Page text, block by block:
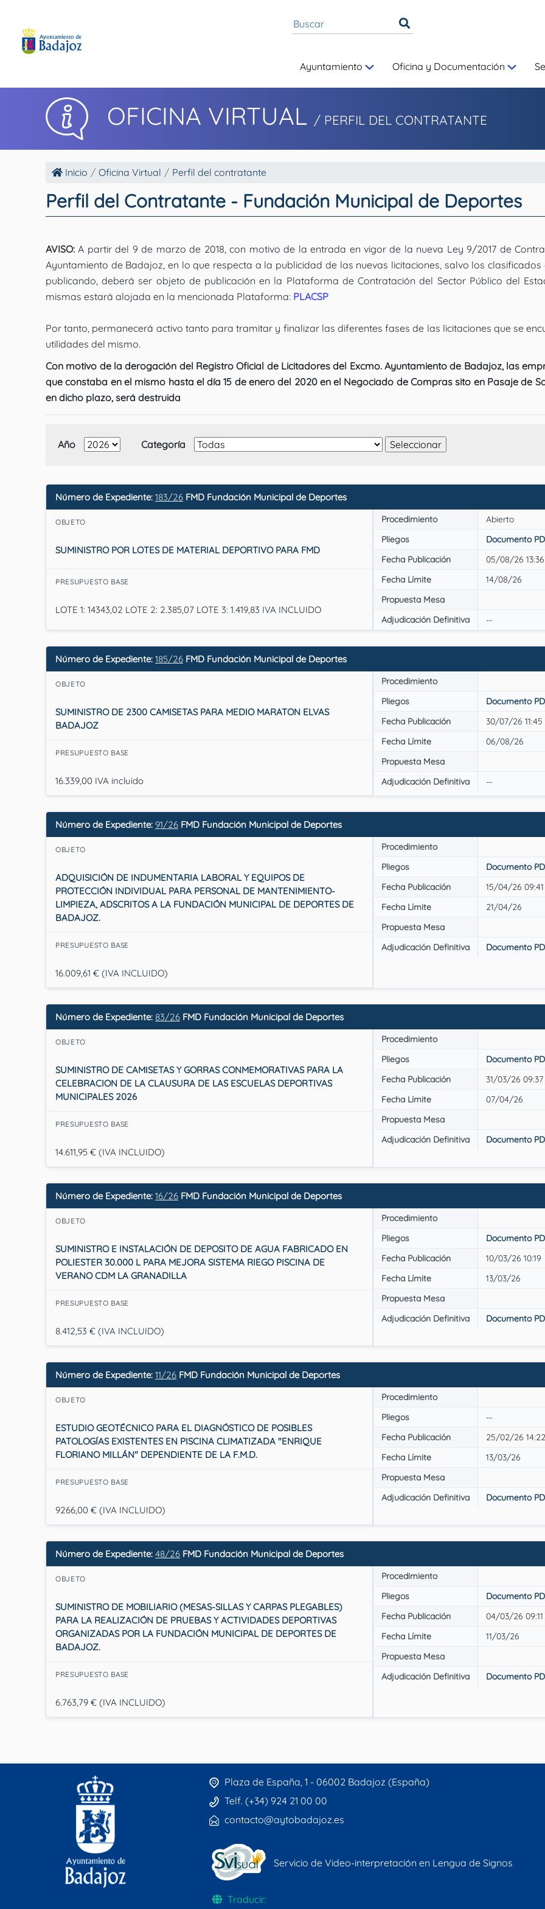
Ayuntamiento Oficina y Documentación
OFICINA VIRTUAL / PERFIL DEL CONTRATANTE
Inicio Oficina Virtual Perfil del contratante
Perfil del Contratante - Fundación Municipal de Deportes
AVISO:A partir del 9 de marzo de 2018, con motivo de la entrada en vigor de la nueva Ley 9/2017 de
Ayuntamiento de Badajoz, en lo que respecta a la publicidad de las nuevas licitaciones, salvo los
publicando, deberá ser objeto de publicación en la Plataforma de Contratación del Sector Público del
mismas estará alojada en la mencionada Plataforma: PLACSP
Por tanto, permanecerá activo tanto para tramitar y finalizar las diferentes fases de las licitaciones que se
utilidades del mismo.
Con motivo de la derogación del Registro Oficial de Licitadores del Excmo. Ayuntamiento de Badajoz, las
que constaba en el mismo hasta el día 15 de enero del 2020 en el Negociado de Compras sito en Pasaje de
en dicho plazo, será destruida
Año Categoría
Número de Expediente: 183/26 FMD Fundación Municipal de Deportes
OBJETO
SUMINISTRO POR LOTES DE MATERIAL DEPORTIVO PARA FMD
Procedimiento
Abierto
Pliegos
Documento
Fecha Publicación
05/08/26 13:36
Fecha Límite
14/08/26
Propuesta Mesa
Adjudicación Definitiva
--
PRESUPUESTO BASE
LOTE 1: 14343,02 LOTE 2: 2.385,07 LOTE 3: 1.419,83 IVA INCLUIDO
Número de Expediente: 185/26 FMD Fundación Municipal de Deportes
OBJETO
SUMINISTRO DE 2300 CAMISETAS PARA MEDIO MARATON ELVAS
BADAJOZ
Procedimiento
Pliegos
Documento
Fecha Publicación
30/07/26 11:45
Fecha Límite
06/08/26
Propuesta Mesa
Adjudicación Definitiva
--
PRESUPUESTO BASE
16.339,00 IVA incluido
Número de Expediente: 91/26 FMD Fundación Municipal de Deportes
OBJETO
ADQUISICIÓN DE INDUMENTARIA LABORAL Y EQUIPOS DE
PROTECCIÓN INDIVIDUAL PARA PERSONAL DE MANTENIMIENTO-
LIMPIEZA, ADSCRITOS A LA FUNDACIÓN MUNICIPAL DE DEPORTES DE
BADAJOZ.
Procedimiento
Pliegos
Documento
Fecha Publicación
15/04/26 09:41
Fecha Límite
21/04/26
Propuesta Mesa
Adjudicación Definitiva
Documento
PRESUPUESTO BASE
16.009,61 € (IVA INCLUIDO)
Número de Expediente: 83/26 FMD Fundación Municipal de Deportes
OBJETO
SUMINISTRO DE CAMISETAS Y GORRAS CONMEMORATIVAS PARA LA
CELEBRACION DE LA CLAUSURA DE LAS ESCUELAS DEPORTIVAS
MUNICIPALES 2026
Procedimiento
Pliegos
Documento
Fecha Publicación
31/03/26 09:37
Fecha Límite
07/04/26
Propuesta Mesa
Adjudicación Definitiva
Documento
PRESUPUESTO BASE
14.611,95 € (IVA INCLUIDO)
Número de Expediente: 16/26 FMD Fundación Municipal de Deportes
OBJETO
SUMINISTRO E INSTALACIÓN DE DEPOSITO DE AGUA FABRICADO EN
POLIESTER 30.000 L PARA MEJORA SISTEMA RIEGO PISCINA DE
VERANO CDM LA GRANADILLA
Procedimiento
Pliegos
Documento
Fecha Publicación
10/03/26 10:19
Fecha Límite
13/03/26
Propuesta Mesa
Adjudicación Definitiva
Documento
PRESUPUESTO BASE
8.412,53 € (IVA INCLUIDO)
Número de Expediente: 11/26 FMD Fundación Municipal de Deportes
OBJETO
ESTUDIO GEOTÉCNICO PARA EL DIAGNÓSTICO DE POSIBLES
PATOLOGÍAS EXISTENTES EN PISCINA CLIMATIZADA "ENRIQUE
FLORIANO MILLÁN" DEPENDIENTE DE LA F.M.D.
Procedimiento
Pliegos
--
Fecha Publicación
25/02/26 14:22
Fecha Límite
13/03/26
Propuesta Mesa
Adjudicación Definitiva
Documento
PRESUPUESTO BASE
9266,00 € (IVA INCLUIDO)
Número de Expediente: 48/26 FMD Fundación Municipal de Deportes
OBJETO
SUMINISTRO DE MOBILIARIO (MESAS-SILLAS Y CARPAS PLEGABLES)
PARA LA REALIZACIÓN DE PRUEBAS Y ACTIVIDADES DEPORTIVAS
ORGANIZADAS POR LA FUNDACIÓN MUNICIPAL DE DEPORTES DE
BADAJOZ.
Procedimiento
Pliegos
Documento
Fecha Publicación
04/03/26 09:11
Fecha Límite
11/03/26
Propuesta Mesa
Adjudicación Definitiva
Documento
PRESUPUESTO BASE
6.763,79 € (IVA INCLUIDO)
Plaza de España, 1 - 06002 Badajoz (España)
Telf. (+34) 924 21 00 00
contacto@aytobadajoz.es
Servicio de Video-interpretación en Lengua de Signos
Traducir: